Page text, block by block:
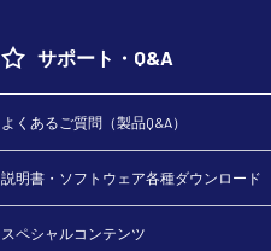
サポート・Q&A
よくあるご質問（製品Q&A）
説明書・ソフトウェア各種ダウンロード
スペシャルコンテンツ